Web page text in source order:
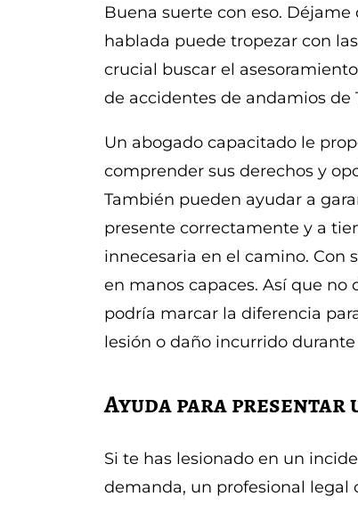
Buena suerte con eso.
hablada puede tropezar con
crucial buscar el
de accidentes de andamios de
Un abogado capacitado le
comprender sus derechos y
También pueden ayudar a
presente correctamente y a
innecesaria en el camino. Con
en manos capaces. Así que
podría marcar la diferencia
lesión o daño incurrido
Ayuda para presentar
Si te has lesionado en un
demanda, un profesional legal